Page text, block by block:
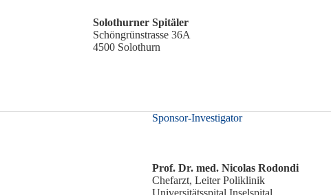
Solothurner Spitäler
Schöngrünstrasse 36A
4500 Solothurn
Sponsor-Investigator
Prof. Dr. med. Nicolas Rodondi
Chefarzt, Leiter Poliklinik
Universitätsspital Inselspital